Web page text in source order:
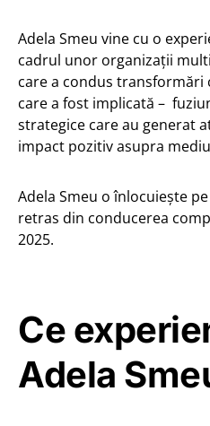
Adela Smeu vine cu o
cadrul unor organizații
care a condus transformări
care a fost implicată –
strategice care au generat
impact pozitiv asupra
Adela Smeu o înlocuiește
retras din conducerea
2025.
Ce
Adela